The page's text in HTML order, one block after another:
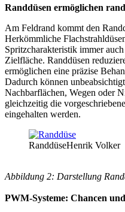
Randdüsen ermöglichen
Am Feldrand kommt den
Herkömmliche
Spritzcharakteristik immer
Zielfläche. Randdüsen
ermöglichen eine präzise
Dadurch können
Nachbarflächen, Wegen oder
gleichzeitig die
eingehalten werden.
RanddüseHenrik Volker
Abbildung 2: Darstellung
PWM-Systeme: Chancen